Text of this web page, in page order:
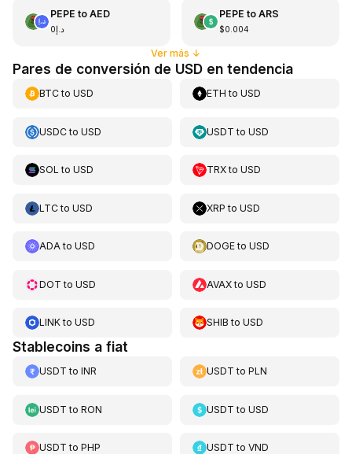
PEPE to AED
د.إ0
PEPE to ARS
$0.004
Ver más ↓
Pares de conversión de USD en tendencia
BTCto USD ETH toUSD
USDCto USD USDT toUSD
SOL to USD TRXtoUSD
LTCto USD XRP toUSD
ADAto USD DOGEtoUSD
DOT to USD AVAXtoUSD
LINKto USD SHIB toUSD
Stablecoins a fiat
USDT to INR USDT toPLN
USDT to RON USDT toUSD
USDT to PHP USDT toVND